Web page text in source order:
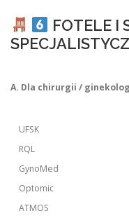
FOTELE I
A. Dla chirurgii /
UFSK
RQL
GynoMed
Optomic
ATMOS